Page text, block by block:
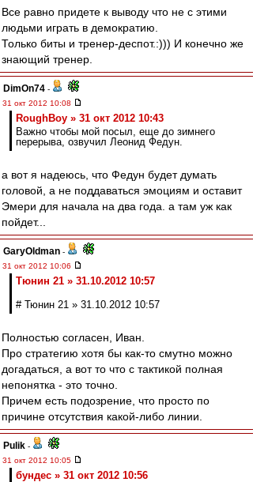
Все равно придете к выводу что не с этими
людьми играть в демократию.
Только биты и тренер-деспот.:))) И конечно же
знающий тренер.
DimOn74 -
31 окт 2012 10:08
RoughBoy » 31 окт 2012 10:43
Важно чтобы мой посыл, еще до зимнего
перерыва, озвучил Леонид Федун.
а вот я надеюсь, что Федун будет думать
головой, а не поддаваться эмоциям и оставит
Эмери для начала на два года. а там уж как
пойдет...
GaryOldman -
31 окт 2012 10:06
Тюнин 21 » 31.10.2012 10:57
# Тюнин 21 » 31.10.2012 10:57
Полностью согласен, Иван.
Про стратегию хотя бы как-то смутно можно
догадаться, а вот то что с тактикой полная
непонятка - это точно.
Причем есть подозрение, что просто по
причине отсутствия какой-либо линии.
Pulik -
31 окт 2012 10:05
бундес » 31 окт 2012 10:56